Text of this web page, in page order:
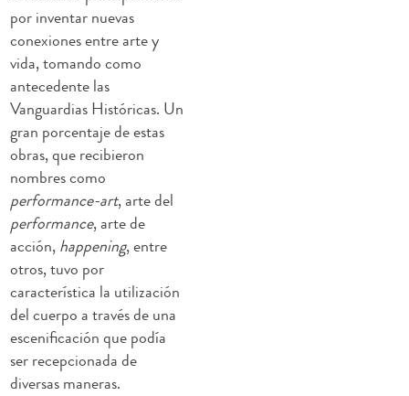
por inventar nuevas
conexiones entre arte y
vida, tomando como
antecedente las
Vanguardias Históricas. Un
gran porcentaje de estas
obras, que recibieron
nombres como
performance-art, arte del
performance, arte de
acción,happening, entre
otros, tuvo por
característica la utilización
del cuerpo a través de una
escenificación que podía
ser recepcionada de
diversas maneras.